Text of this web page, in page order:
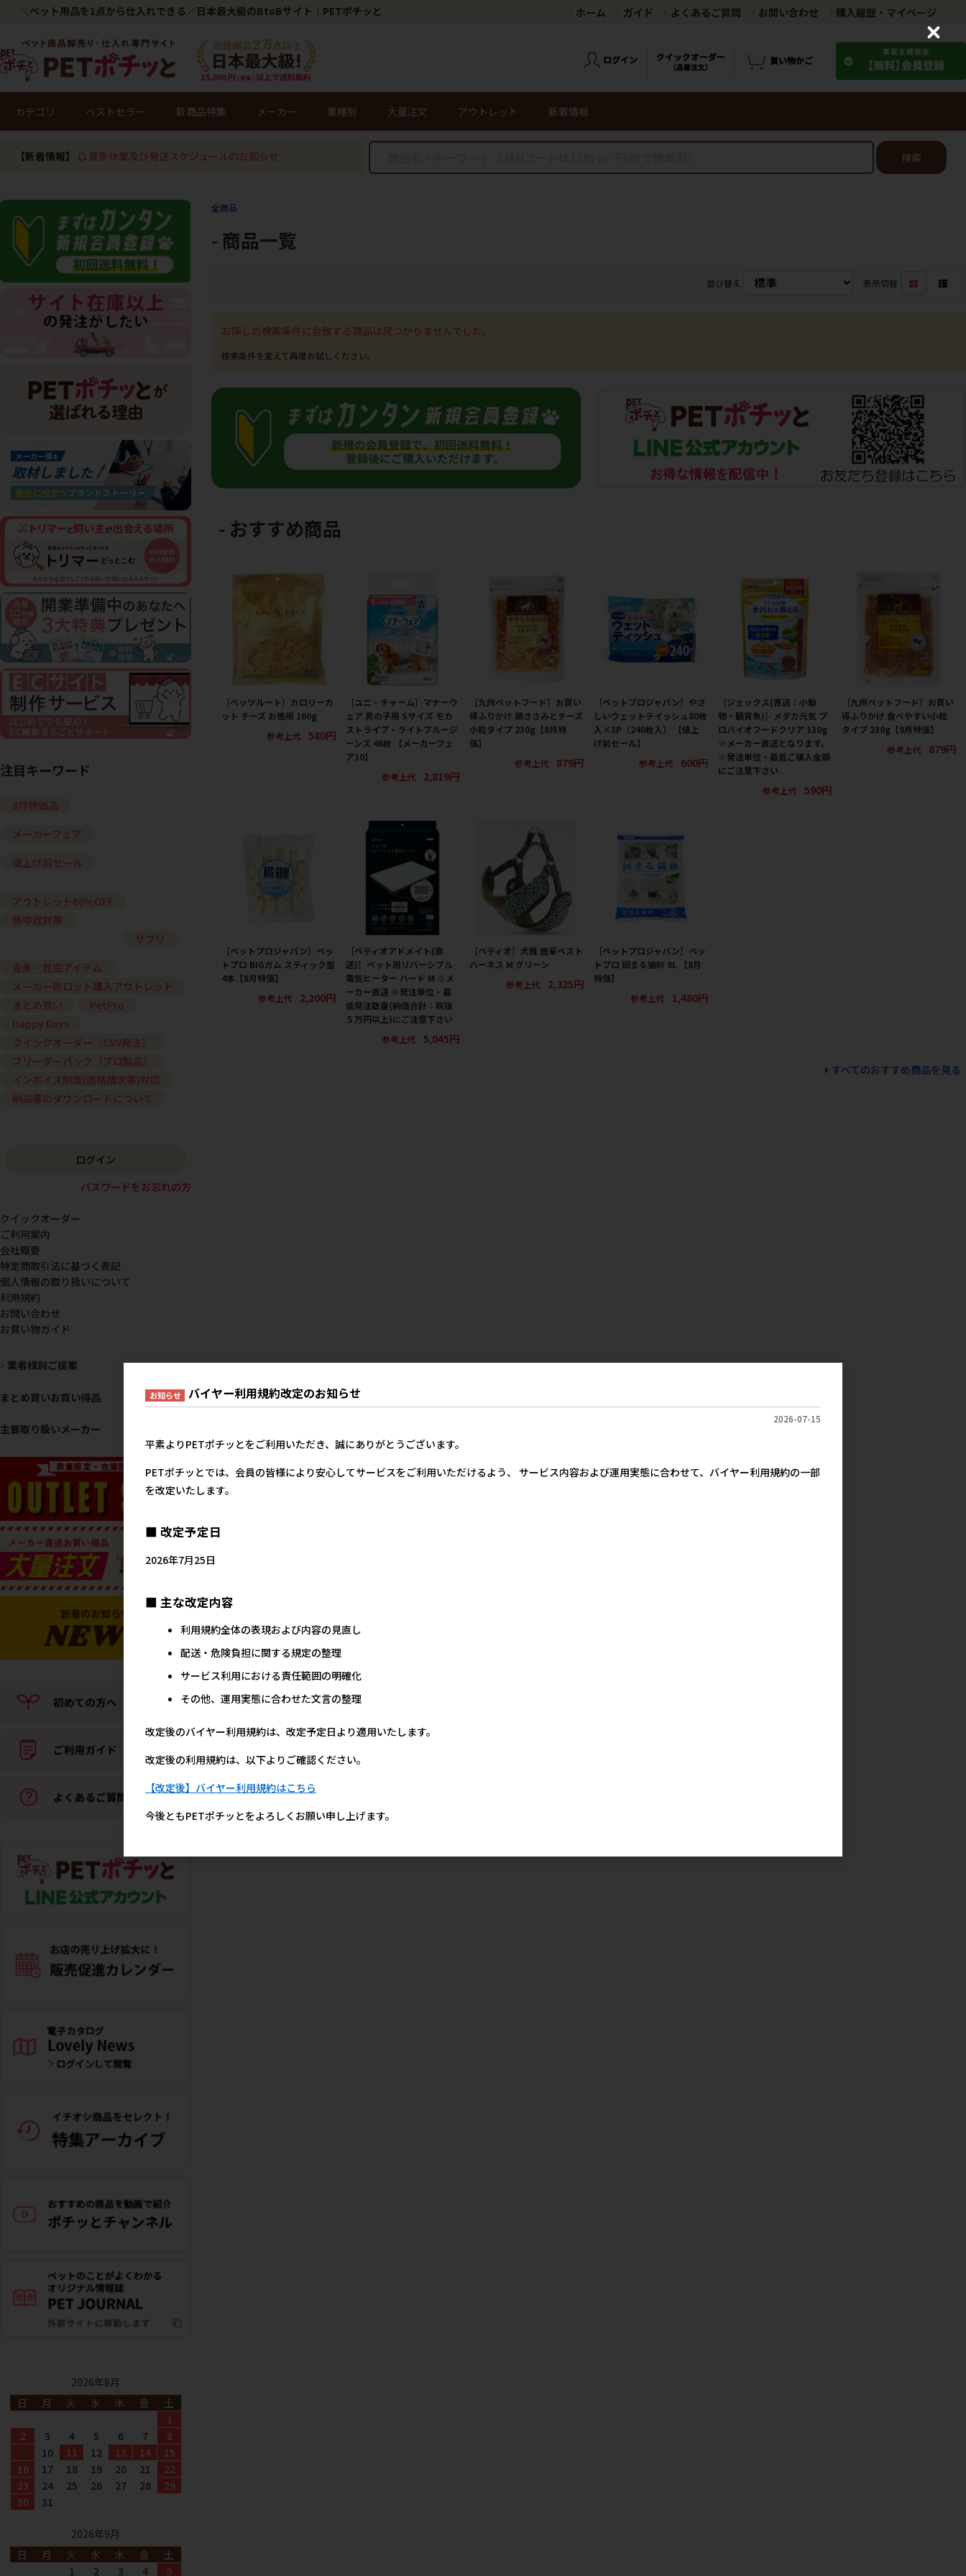
＼ペット用品を1点から仕入れできる／日本最大級のBtoBサイト｜PETポチッと ホーム ガイド よくあるご質問 お問い合わせ 購入履歴・マイページ
カテゴリ ベストセラー 新商品特集 メーカー 業種別 大量注文 アウトレット 新着情報
【新着情報】 夏季休業及び発送スケジュールのお知らせ 検索
全商品
商品一覧
並び替え 表示切替
お探しの検索条件に合致する商品は見つかりませんでした。
おすすめ商品
［ペッツルート］カロリーカ
ット チーズ お徳用 160g
参考上代
580円
［ユニ・チャーム］マナーウ
ェア 男の子用 Sサイズ モカ
ストライプ・ライトブルージ
ーンズ 46枚 【メーカーフェ
ア10】
参考上代
2,819円
［九州ペットフード］お買い
得ふりかけ 鶏ささみとチーズ
小粒タイプ 230g【8月特
価】
参考上代
879円
［ペットプロジャパン］やさ
しいウェットテイッシュ80枚
入×3P（240枚入） 【値上
げ前セール】
参考上代
600円
［ジェックス(直送：小動
物・観賞魚)］メダカ元気 プ
ロバイオフードクリア 130g
※メーカー直送となります。
※発注単位・最低ご購入金額
にご注意下さい
参考上代
590円
［九州ペットフード］お買い
得ふりかけ 食べやすい小粒
タイプ 230g【8月特価】
参考上代
879円
［ペットプロジャパン］ペッ
トプロ BIGガム スティック型
4本【8月特価】
参考上代
2,200円
［ペティオアドメイト(直
送)］ペット用リバーシブル
電気ヒーター ハード M ※メ
ーカー直送 ※発注単位・最
低発注数量(納価合計：税抜
５万円以上)にご注意下さい
参考上代
5,045円
［ペティオ］犬雅 唐草ベスト
ハーネス M グリーン
参考上代
2,325円
［ペットプロジャパン］ペッ
トプロ 固まる猫砂 8L 【8月
特価】
参考上代
1,480円
すべてのおすすめ商品を見る
注目キーワード
8月特価品
メーカーフェア
値上げ前セール
アウトレット60%OFF
熱中症対策
サプリ
金魚・昆虫アイテム
メーカー別ロット購入アウトレット
まとめ買い
PetPro
Happy Days
クイックオーダー（CSV発注）
ブリーダーパック（プロ製品）
インボイス制度(適格請求書)対応
納品書のダウンロードについて
ログイン
パスワードをお忘れの方
クイックオーダー
ご利用案内
会社概要
特定商取引法に基づく表記
個人情報の取り扱いについて
利用規約
お問い合わせ
お買い物ガイド
業者様別ご提案
まとめ買いお買い得品
主要取り扱いメーカー
2026年8月
日
月 火 水 木 金
土
1
2
3 4 5 6 7
8
9
10 11 12 13 14
15
16
17 18 19 20 21
22
23
24 25 26 27 28
29
30
31
2026年9月
日
月 火 水 木 金
土
1
2 3 4 5
お知らせ バイヤー利用規約改定のお知らせ
2026-07-15
平素よりPETポチッとをご利用いただき、誠にありがとうございます。
PETポチッとでは、会員の皆様により安心してサービスをご利用いただけるよう、 サービス内容および運用実態に合わせて、バイヤー利用規約の一部
を改定いたします。
■ 改定予定日
2026年7月25日
■ 主な改定内容
利用規約全体の表現および内容の見直し
配送・危険負担に関する規定の整理
サービス利用における責任範囲の明確化
その他、運用実態に合わせた文言の整理
改定後のバイヤー利用規約は、改定予定日より適用いたします。
改定後の利用規約は、以下よりご確認ください。
【改定後】バイヤー利用規約はこちら
今後ともPETポチッとをよろしくお願い申し上げます。
C
o
s
e